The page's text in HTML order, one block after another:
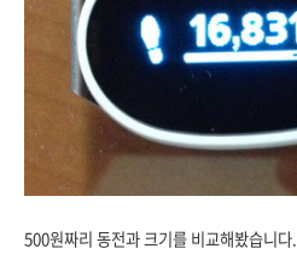
500원짜리 동전과 크기를 비교해봤습니다.